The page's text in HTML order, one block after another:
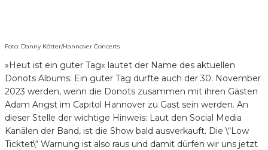
Foto: Danny Kötter/Hannover Concerts
»Heut ist ein guter Tag« lautet der Name des aktuellen
Donots Albums. Ein guter Tag dürfte auch der 30. November
2023 werden, wenn die Donots zusammen mit ihren Gästen
Adam Angst im Capitol Hannover zu Gast sein werden. An
dieser Stelle der wichtige Hinweis: Laut den Social Media
Kanälen der Band, ist die Show bald ausverkauft. Die \“Low
Ticktet\“ Warnung ist also raus und damit dürfen wir uns jetzt